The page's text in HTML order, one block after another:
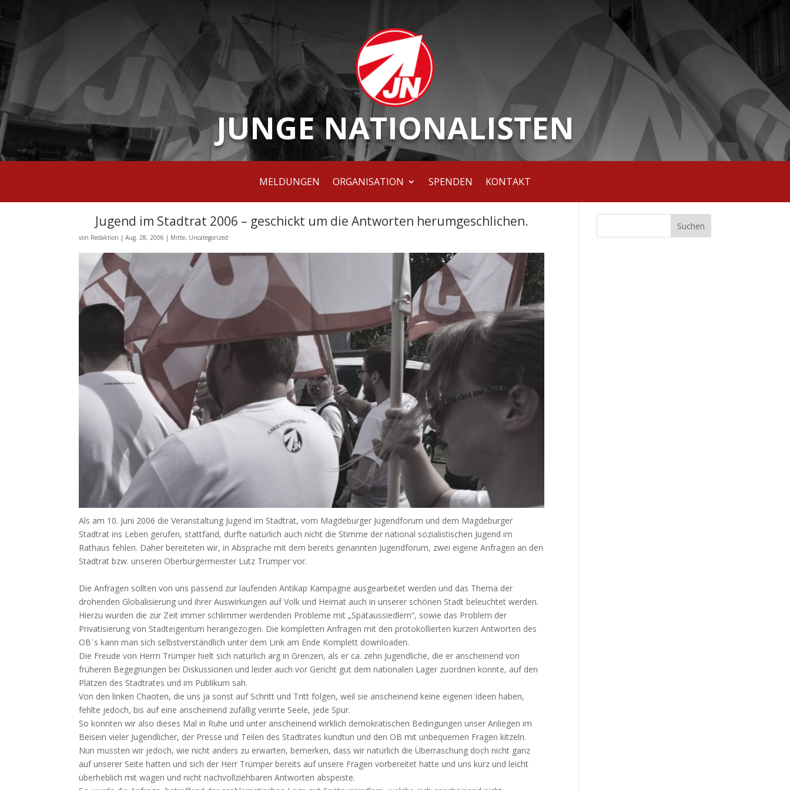
JUNGE NATIONALISTEN
MELDUNGEN ORGANISATION SPENDEN KONTAKT
Jugend im Stadtrat 2006 – geschickt um die Antworten herumgeschlichen.
von Redaktion |Aug. 28, 2006 | Mitte, Uncategorized
Als am 10. Juni 2006 die Veranstaltung Jugend im Stadtrat, vom Magdeburger Jugendforum und dem Magdeburger
Stadtrat ins Leben gerufen, stattfand, durfte natürlich auch nicht die Stimme der national sozialistischen Jugend im
Rathaus fehlen. Daher bereiteten wir, in Absprache mit dem bereits genannten Jugendforum, zwei eigene Anfragen an den
Stadtrat bzw. unseren Oberbürgermeister Lutz Trümper vor.
Die Anfragen sollten von uns passend zur laufenden Antikap Kampagne ausgearbeitet werden und das Thema der
drohenden Globalisierung und ihrer Auswirkungen auf Volk und Heimat auch in unserer schönen Stadt beleuchtet werden.
Hierzu wurden die zur Zeit immer schlimmer werdenden Probleme mit „Spätaussiedlern“, sowie das Problem der
Privatisierung von Stadteigentum herangezogen. Die kompletten Anfragen mit den protokollierten kurzen Antworten des
OBˋs kann man sich selbstverständlich unter dem Link am Ende Komplett downloaden.
Die Freude von Herrn Trümper hielt sich natürlich arg in Grenzen, als er ca. zehn Jugendliche, die er anscheinend von
früheren Begegnungen bei Diskussionen und leider auch vor Gericht gut dem nationalen Lager zuordnen konnte, auf den
Plätzen des Stadtrates und im Publikum sah.
Von den linken Chaoten, die uns ja sonst auf Schritt und Tritt folgen, weil sie anscheinend keine eigenen Ideen haben,
fehlte jedoch, bis auf eine anscheinend zufällig verirrte Seele, jede Spur.
So konnten wir also dieses Mal in Ruhe und unter anscheinend wirklich demokratischen Bedingungen unser Anliegen im
Beisein vieler Jugendlicher, der Presse und Teilen des Stadtrates kundtun und den OB mit unbequemen Fragen kitzeln.
Nun mussten wir jedoch, wie nicht anders zu erwarten, bemerken, dass wir natürlich die Überraschung doch nicht ganz
auf unserer Seite hatten und sich der Herr Trümper bereits auf unsere Fragen vorbereitet hatte und uns kurz und leicht
überheblich mit wagen und nicht nachvollziehbaren Antworten abspeiste.